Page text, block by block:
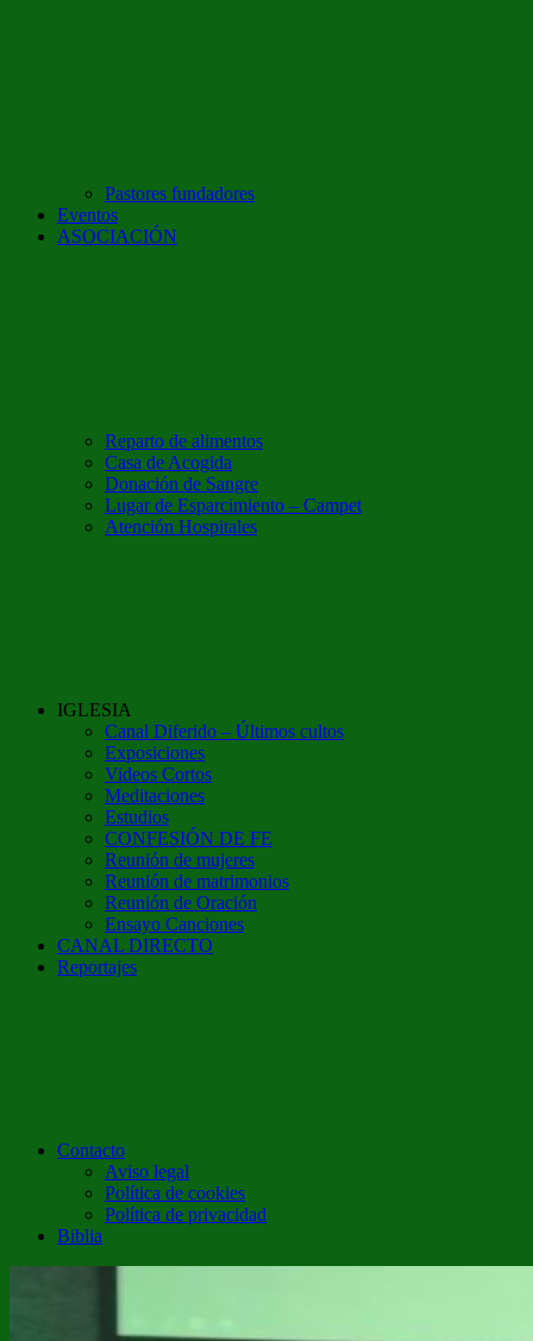
Pastores fundadores
Eventos
ASOCIACIÓN
Reparto de alimentos
Casa de Acogida
Donación de Sangre
Lugar de Esparcimiento – Campet
Atención Hospitales
IGLESIA
Canal Diferido – Últimos cultos
Exposiciones
Videos Cortos
Meditaciones
Estudios
CONFESIÓN DE FE
Reunión de mujeres
Reunión de matrimonios
Reunión de Oración
Ensayo Canciones
CANAL DIRECTO
Reportajes
Contacto
Aviso legal
Política de cookies
Política de privacidad
Biblia